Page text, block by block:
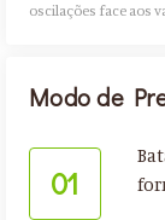
oscilações face aos
Modo de
01